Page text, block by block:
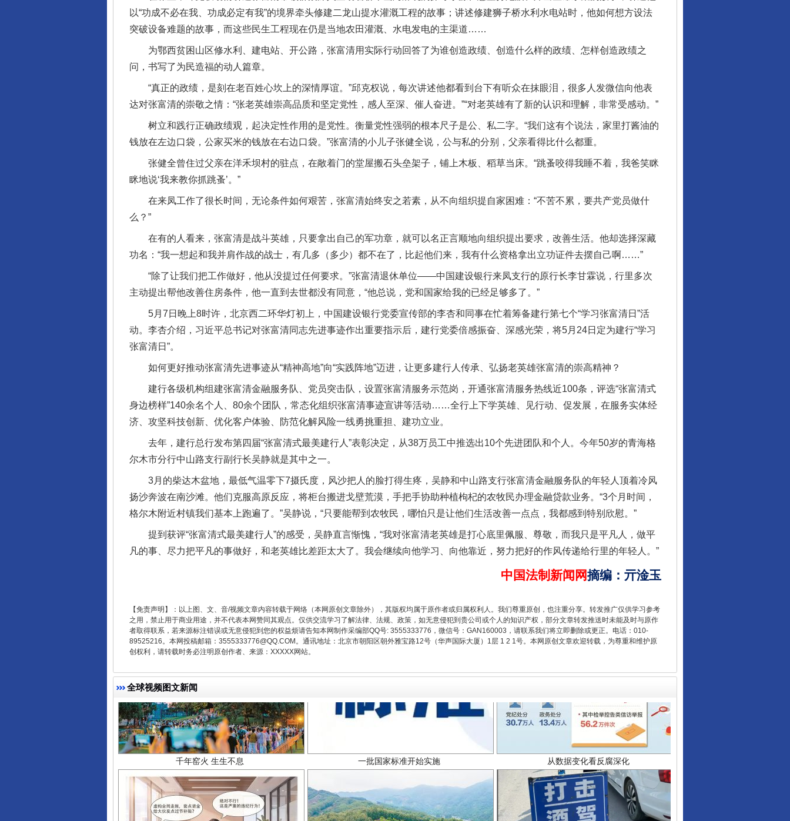
以“功成不必在我、功成必定有我”的境界牵头修建二龙山提水灌溉工程的故事；讲述修建狮子桥水利水电站时，他如何想方设法
突破设备难题的故事，而这些民生工程现在仍是当地农田灌溉、水电发电的主渠道……
为鄂西贫困山区修水利、建电站、开公路，张富清用实际行动回答了为谁创造政绩、创造什么样的政绩、怎样创造政绩之
问，书写了为民造福的动人篇章。
“真正的政绩，是刻在老百姓心坎上的深情厚谊。”邱克权说，每次讲述他都看到台下有听众在抹眼泪，很多人发微信向他表
达对张富清的崇敬之情：“张老英雄崇高品质和坚定党性，感人至深、催人奋进。”“对老英雄有了新的认识和理解，非常受感动。”
树立和践行正确政绩观，起决定性作用的是党性。衡量党性强弱的根本尺子是公、私二字。“我们这有个说法，家里打酱油的
钱放在左边口袋，公家买米的钱放在右边口袋。”张富清的小儿子张健全说，公与私的分别，父亲看得比什么都重。
张健全曾住过父亲在洋禾坝村的驻点，在敞着门的堂屋搬石头垒架子，铺上木板、稻草当床。“跳蚤咬得我睡不着，我爸笑眯
眯地说‘我来教你抓跳蚤’。”
在来凤工作了很长时间，无论条件如何艰苦，张富清始终安之若素，从不向组织提自家困难：“不苦不累，要共产党员做什
么？”
在有的人看来，张富清是战斗英雄，只要拿出自己的军功章，就可以名正言顺地向组织提出要求，改善生活。他却选择深藏
功名：“我一想起和我并肩作战的战士，有几多（多少）都不在了，比起他们来，我有什么资格拿出立功证件去摆自己啊……”
“除了让我们把工作做好，他从没提过任何要求。”张富清退休单位——中国建设银行来凤支行的原行长李甘霖说，行里多次
主动提出帮他改善住房条件，他一直到去世都没有同意，“他总说，党和国家给我的已经足够多了。”
5月7日晚上8时许，北京西二环华灯初上，中国建设银行党委宣传部的李杏和同事在忙着筹备建行第七个“学习张富清日”活
动。李杏介绍，习近平总书记对张富清同志先进事迹作出重要指示后，建行党委倍感振奋、深感光荣，将5月24日定为建行“学习
张富清日”。
如何更好推动张富清先进事迹从“精神高地”向“实践阵地”迈进，让更多建行人传承、弘扬老英雄张富清的崇高精神？
建行各级机构组建张富清金融服务队、党员突击队，设置张富清服务示范岗，开通张富清服务热线近100条，评选“张富清式
身边榜样”140余名个人、80余个团队，常态化组织张富清事迹宣讲等活动……全行上下学英雄、见行动、促发展，在服务实体经
济、攻坚科技创新、优化客户体验、防范化解风险一线勇挑重担、建功立业。
去年，建行总行发布第四届“张富清式最美建行人”表彰决定，从38万员工中推选出10个先进团队和个人。今年50岁的青海格
尔木市分行中山路支行副行长吴静就是其中之一。
3月的柴达木盆地，最低气温零下7摄氏度，风沙把人的脸打得生疼，吴静和中山路支行张富清金融服务队的年轻人顶着冷风
扬沙奔波在南沙滩。他们克服高原反应，将柜台搬进戈壁荒漠，手把手协助种植枸杞的农牧民办理金融贷款业务。“3个月时间，
格尔木附近村镇我们基本上跑遍了。”吴静说，“只要能帮到农牧民，哪怕只是让他们生活改善一点点，我都感到特别欣慰。”
提到获评“张富清式最美建行人”的感受，吴静直言惭愧，“我对张富清老英雄是打心底里佩服、尊敬，而我只是平凡人，做平
凡的事、尽力把平凡的事做好，和老英雄比差距太大了。我会继续向他学习、向他靠近，努力把好的作风传递给行里的年轻人。”
中国法制新闻网摘编 ： 亓淦玉
【免责声明】：以上图、文、音/视频文章内容转载于网络（本网原创文章除外），其版权均属于原作者或归属权利人。我们尊重原创，也注重分享。转发推广仅供学习参考
之用，禁止用于商业用途，并不代表本网赞同其观点。仅供交流学习了解法律、法规、政策，如无意侵犯到贵公司或个人的知识产权，部分文章转发推送时未能及时与原作
者取得联系，若来源标注错误或无意侵犯到您的权益烦请告知本网制作采编部QQ号: 3555333776，微信号：GAN160003，请联系我们将立即删除或更正。电话：010-
89525216。本网投稿邮箱：3555333776@QQ.COM。通讯地址：北京市朝阳区朝外雅宝路12号（华声国际大厦）1层 1 2 1号。本网原创文章欢迎转载，为尊重和维护原
创权利，请转载时务必注明原创作者、来源：XXXXX网站。
全球视频图文新闻
东山县通报“牛蛙产品抗生素超标问题” 法徽映军营 权益有保障 让核能赋能千行百业
千年窑火 生生不息